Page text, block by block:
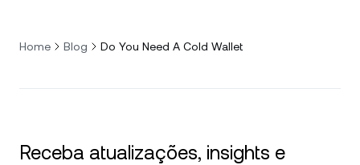
Home Blog Do You Need A Cold Wallet
Receba atualizações, insights e